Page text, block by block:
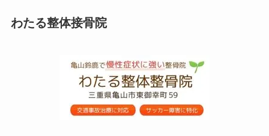
わたる整体接骨院